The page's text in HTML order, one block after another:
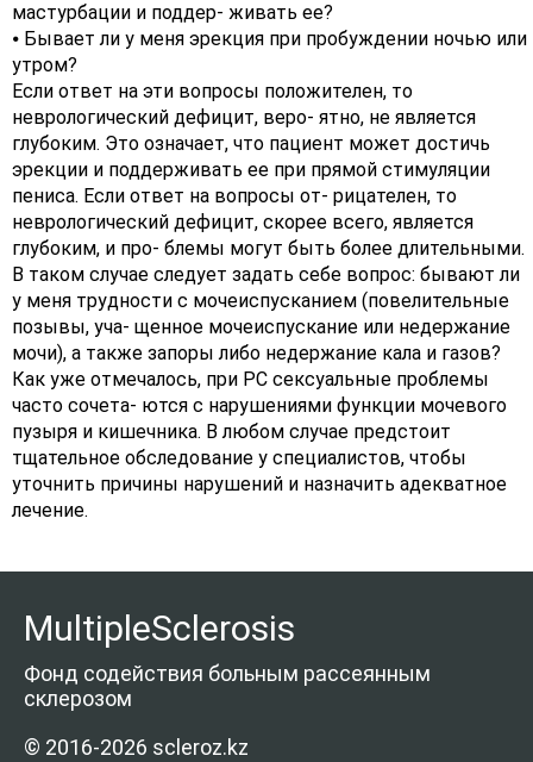
мастурбации и поддер- живать ее?
⦁ Бывает ли у меня эрекция при пробуждении ночью или
утром?
Если ответ на эти вопросы положителен, то
неврологический дефицит, веро- ятно, не является
глубоким. Это означает, что пациент может достичь
эрекции и поддерживать ее при прямой стимуляции
пениса. Если ответ на вопросы от- рицателен, то
неврологический дефицит, скорее всего, является
глубоким, и про- блемы могут быть более длительными.
В таком случае следует задать себе вопрос: бывают ли
у меня трудности с мочеиспусканием (повелительные
позывы, уча- щенное мочеиспускание или недержание
мочи), а также запоры либо недержание кала и газов?
Как уже отмечалось, при РС сексуальные проблемы
часто сочета- ются с нарушениями функции мочевого
пузыря и кишечника. В любом случае предстоит
тщательное обследование у специалистов, чтобы
уточнить причины нарушений и назначить адекватное
лечение.
MultipleSclerosis
Фонд содействия больным рассеянным
склерозом
© 2016-2026 scleroz.kz